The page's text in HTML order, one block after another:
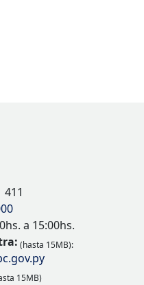
a 15:00hs.
(hasta 15MB):
15MB)